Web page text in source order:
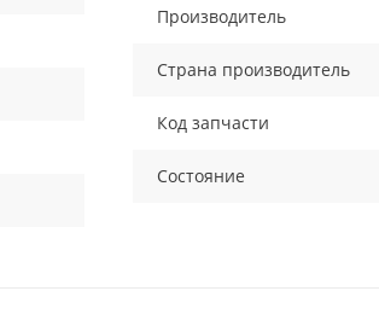
Производитель
Страна производитель
Код запчасти
Состояние